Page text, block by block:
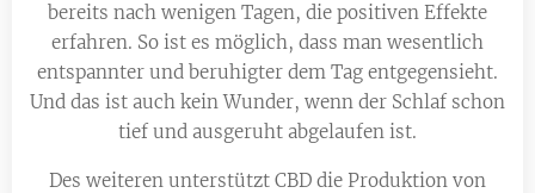
bereits nach wenigen Tagen, die positiven Effekte
erfahren. So ist es möglich, dass man wesentlich
entspannter und beruhigter dem Tag entgegensieht.
Und das ist auch kein Wunder, wenn der Schlaf schon
tief und ausgeruht abgelaufen ist.
Des weiteren unterstützt CBD die Produktion von